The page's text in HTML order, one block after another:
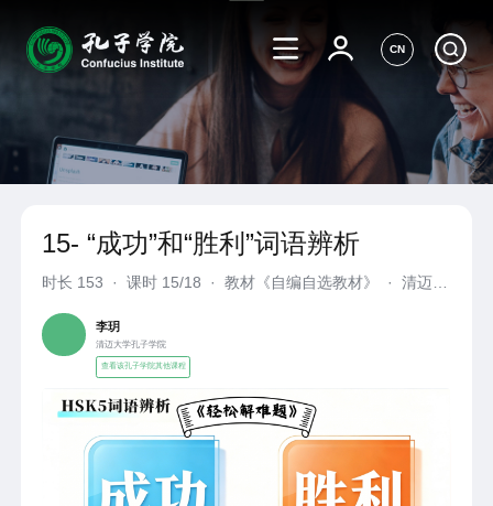
CN
15- “成功”和“胜利”词语辨析
时长 153 · 课时 15/18 · 教材《自编自选教材》 ·
清迈大
李玥
清迈大学孔子学院
查看该孔子学院其他课程